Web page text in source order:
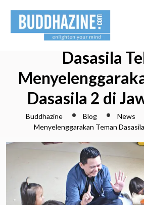
Dasasila
Dasasila 2 di
Buddhazine Blog News
Menyelenggarakan Teman